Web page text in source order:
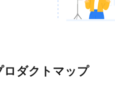
ロダクトマップ